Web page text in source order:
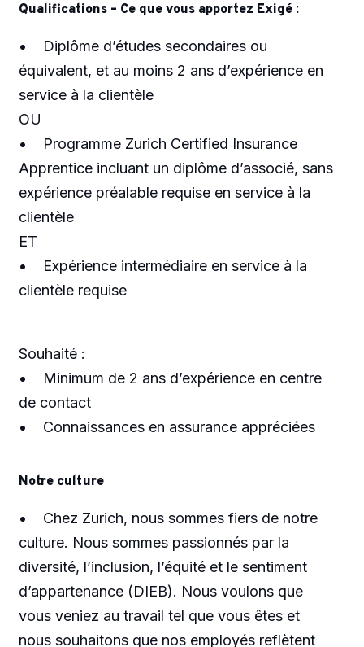
Qualifications – Ce que vous apportez Exigé :
• Diplôme d’études secondaires ou
équivalent, et au moins 2 ans d’expérience en
service à la clientèle
OU
• Programme Zurich Certified Insurance
Apprentice incluant un diplôme d’associé, sans
expérience préalable requise en service à la
clientèle
ET
• Expérience intermédiaire en service à la
clientèle requise
Souhaité :
• Minimum de 2 ans d’expérience en centre
de contact
• Connaissances en assurance appréciées
Notre culture
• Chez Zurich, nous sommes fiers de notre
culture. Nous sommes passionnés par la
diversité, l’inclusion, l’équité et le sentiment
d’appartenance (DIEB). Nous voulons que
vous veniez au travail tel que vous êtes et
nous souhaitons que nos employés reflètent